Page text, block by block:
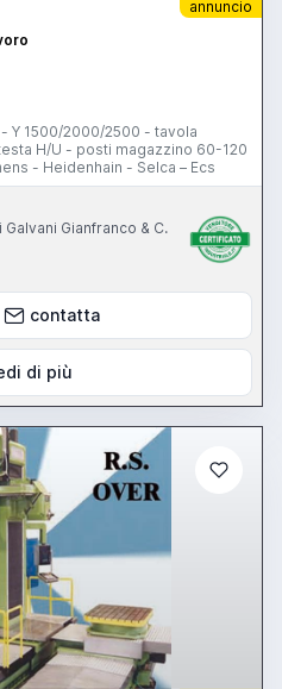
annuncio
Y 1500/2000/2500 - tavola
H/U - posti magazzino 60-120
- Heidenhain - Selca – Ecs
Gianfranco & C.
contatta
di più